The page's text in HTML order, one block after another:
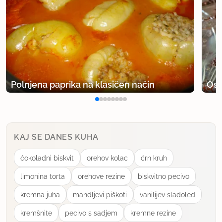
Natalija
član od 2002 21 sporočil
24.5.2004 ob 12:49
Recept je fantastičen po izgledu in okusu, hvala za
tako dobre zamisli.
uporabno
SUZANAZ
član od 2003 878 sporočil
27.5.2004 ob 11:38
Špela ne vzeti prevelikega pekača, meni se je
Polnjena paprika na klasičen način
KAJ SE DANES KUHA
ćokoladni biskvit orehov kolac ćrn kruh
limonina torta orehove rezine biskvitno pecivo
kremna juha mandljevi piškoti vanilijev sladoled
kremšnite pecivo s sadjem kremne rezine